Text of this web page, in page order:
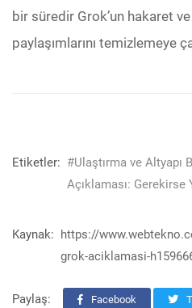
bir süredir Grok’un hakaret
paylaşımlarını temizlemeye
Etiketler: #Ulaştırma ve Altyapı
Açıklaması: Gerekirse
Kaynak: https://
grok-aciklamasi-
Paylaş: Facebook